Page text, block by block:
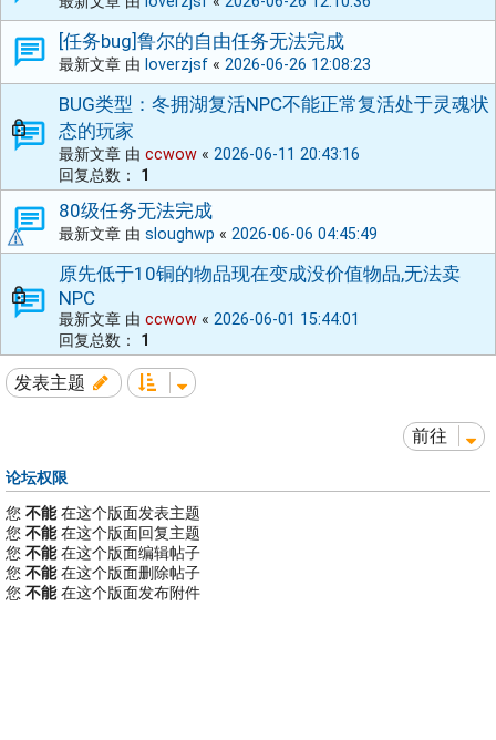
[任务bug]鲁尔的自由任务无法完成
最新文章 由 loverzjsf « 2026-06-26 12:08:23
BUG类型：冬拥湖复活NPC不能正常复活处于灵魂状
态的玩家
最新文章 由 ccwow « 2026-06-11 20:43:16
回复总数： 1
80级任务无法完成
最新文章 由 sloughwp « 2026-06-06 04:45:49
原先低于10铜的物品现在变成没价值物品,无法卖
NPC
最新文章 由 ccwow « 2026-06-01 15:44:01
回复总数： 1
发表主题
前往
论坛权限
您 不能在这个版面发表主题
您 不能在这个版面回复主题
您 不能在这个版面编辑帖子
您 不能在这个版面删除帖子
您 不能在这个版面发布附件